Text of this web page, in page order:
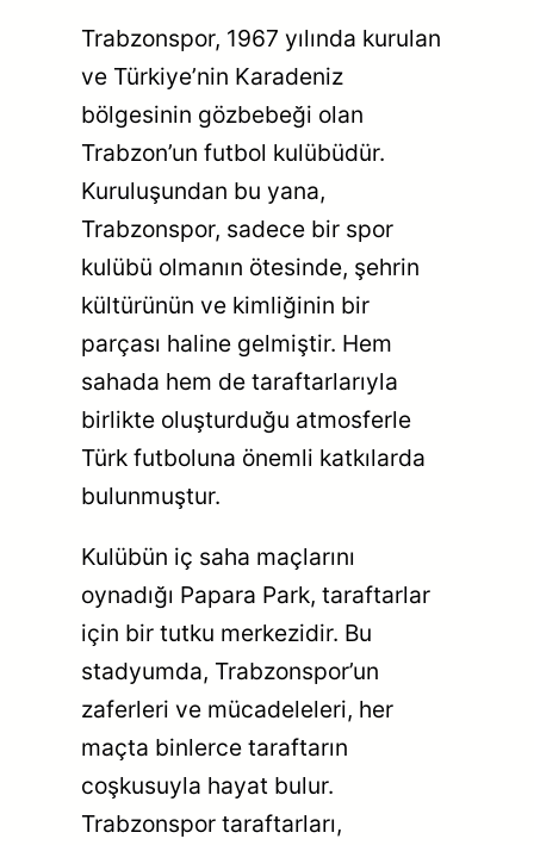
Trabzonspor, 1967 yılında kurulan
ve Türkiye’nin Karadeniz
bölgesinin gözbebeği olan
Trabzon’un futbol kulübüdür.
Kuruluşundan bu yana,
Trabzonspor, sadece bir spor
kulübü olmanın ötesinde, şehrin
kültürünün ve kimliğinin bir
parçası haline gelmiştir. Hem
sahada hem de taraftarlarıyla
birlikte oluşturduğu atmosferle
Türk futboluna önemli katkılarda
bulunmuştur.
Kulübün iç saha maçlarını
oynadığı Papara Park, taraftarlar
için bir tutku merkezidir. Bu
stadyumda, Trabzonspor’un
zaferleri ve mücadeleleri, her
maçta binlerce taraftarın
coşkusuyla hayat bulur.
Trabzonspor taraftarları,